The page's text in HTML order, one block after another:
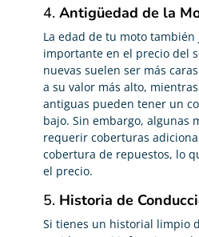
4. Antigüedad de la
La edad de tu moto
importante en el precio del
nuevas suelen ser más
a su valor más alto,
antiguas pueden tener un
bajo. Sin embargo, algunas
requerir coberturas
cobertura de repuestos, lo
el precio.
5. Historia de
Si tienes un historial limpio